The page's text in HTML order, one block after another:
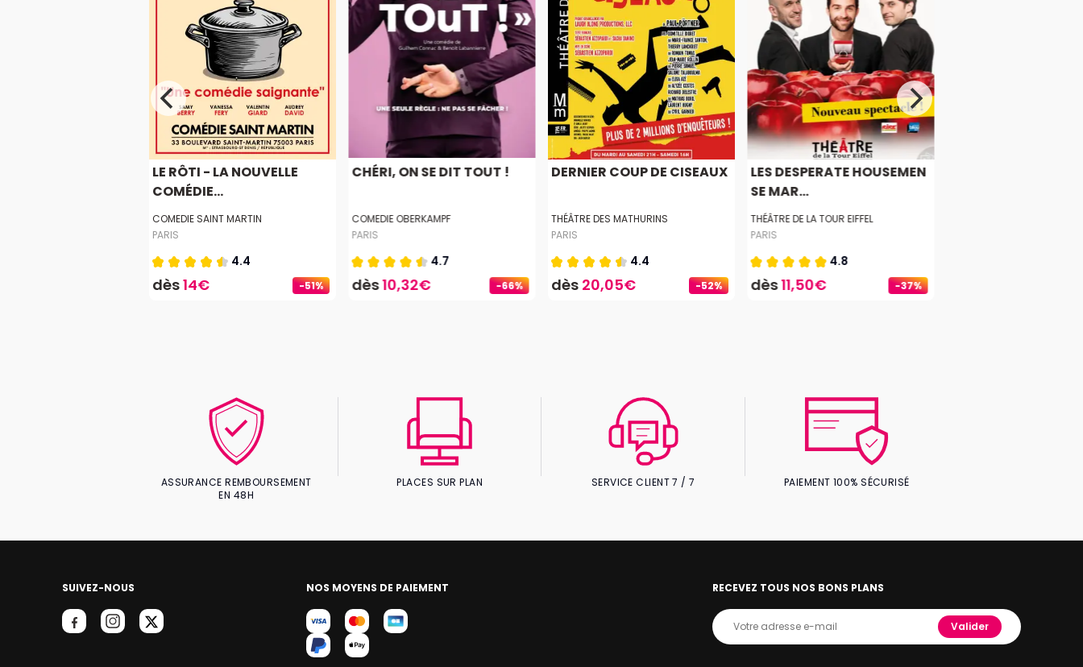
-51%
LE RÔTI - LA NOUVELLE
COMÉDIE...
COMEDIE SAINT MARTIN
PARIS
4.4
dès14€ -66%
CHÉRI, ON SE DIT TOUT !
COMEDIE OBERKAMPF
PARIS
4.7
dès10,32€ -52%
DERNIER COUP DE CISEAUX
THÉÂTRE DES MATHURINS
PARIS
4.4
dès 20,05€ -37%
LES DESPERATE HOUSEMEN
SE MAR...
THÉÂTRE DE LA TOUR EIFFEL
PARIS
4.8
dès11,50€
ASSURANCE REMBOURSEMENT
EN 48H
PLACES SUR PLAN SERVICE CLIENT 7 / 7 PAIEMENT 100% SÉCURISÉ
SUIVEZ-NOUS NOS MOYENS DE PAIEMENT RECEVEZ TOUS NOS BONS PLANS
Valider